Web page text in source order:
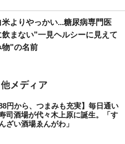
よりやっかい...糖尿病専門医
飲まない"一見ヘルシーに見えて
物"の名前
円から、つまみも充実】毎日通い
司酒場が代々木上原に誕生。「す
ざい酒場ゑんがわ」